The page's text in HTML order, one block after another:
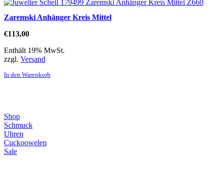
Zaremski Anhänger Kreis Mittel
€113,00
Enthält 19% MwSt.
zzgl. Versand
In den Warenkorb
Shop
Schmuck
Uhren
Cuckoowelen
Sale